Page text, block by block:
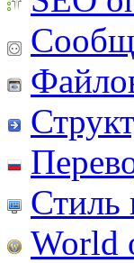
Стиль
World